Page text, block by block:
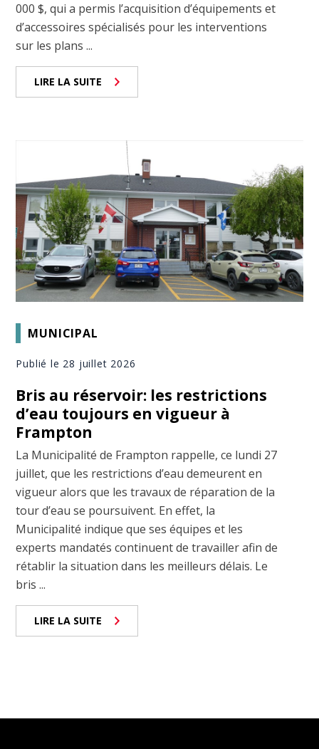
000 $, qui a permis l’acquisition d’équipements et
d’accessoires spécialisés pour les interventions
sur les plans ...
LIRE LA SUITE
MUNICIPAL
Publié le 28 juillet 2026
Bris au réservoir: les restrictions
d’eau toujours en vigueur à
Frampton
La Municipalité de Frampton rappelle, ce lundi 27
juillet, que les restrictions d’eau demeurent en
vigueur alors que les travaux de réparation de la
tour d’eau se poursuivent. En effet, la
Municipalité indique que ses équipes et les
experts mandatés continuent de travailler afin de
rétablir la situation dans les meilleurs délais. Le
bris ...
LIRE LA SUITE